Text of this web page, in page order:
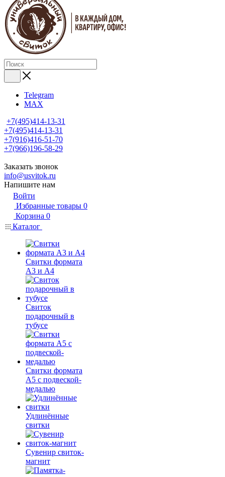
Telegram
MAX
+7(495)414-13-31
+7(495)414-13-31
+7(916)416-51-70
+7(966)196-58-29
Заказать звонок
info@usvitok.ru
Напишите нам
Войти
Избранные товары 0
Корзина 0
Каталог
Свитки формата
А3 и А4
Свиток
подарочный в
тубусе
Свитки формата
А5 с подвеской-
медалью
Удлинённые
свитки
Сувенир свиток-
магнит